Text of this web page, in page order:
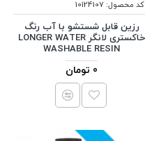
کد محصول:10124107
رزین قابل شستشو با آب رنگ
خاکستری لانگر LONGER WATER
WASHABLE RESIN
0 تومان